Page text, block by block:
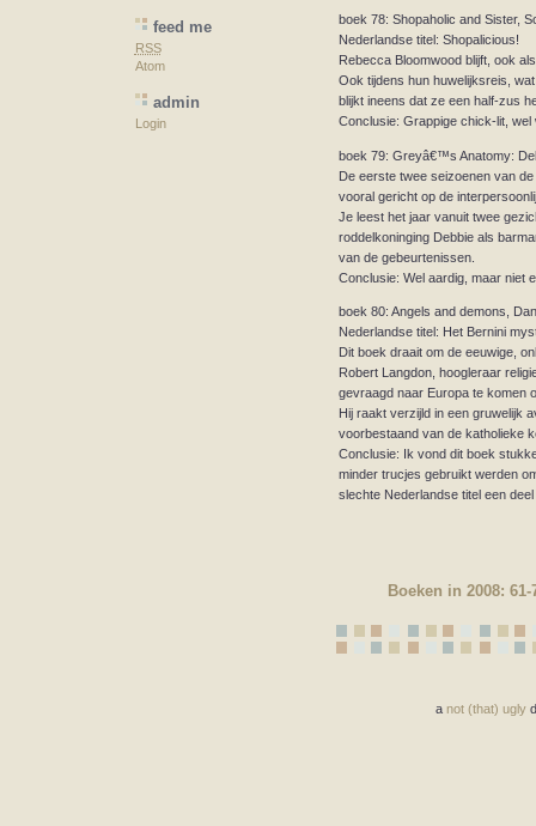
feed me
RSS
Atom
admin
Login
boek 78: Shopaholic and Sister,
Nederlandse titel: Shopalicious!
Rebecca Bloomwood blijft, ook
Ook tijdens hun huwelijksreis,
blijkt ineens dat ze een half-zus
Conclusie: Grappige chick-lit,
boek 79: Greyâ€™s Anatomy:
De eerste twee seizoenen van
vooral gericht op de
Je leest het jaar vanuit twee
roddelkoninging Debbie als
van de gebeurtenissen.
Conclusie: Wel aardig, maar niet
boek 80: Angels and demons,
Nederlandse titel: Het Bernini
Dit boek draait om de eeuwige,
Robert Langdon, hoogleraar
gevraagd naar Europa te komen
Hij raakt verzijld in een gruwelijk
voorbestaand van de katholieke
Conclusie: Ik vond dit boek
minder trucjes gebruikt werden
slechte Nederlandse titel een
Boeken in 2008: 61-
a not (that) ugly